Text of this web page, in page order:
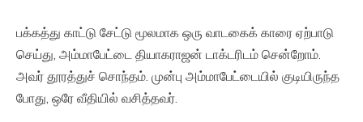
பக்கத்து காட்டு சேட்டு மூலமாக ஒரு வாடகைக் காரை ஏற்பாடு
செய்து, அம்மாபேட்டை தியாகராஜன் டாக்டரிடம் சென்றோம்.
அவர் தூரத்துச் சொந்தம். முன்பு அம்மாபேட்டையில் குடியிருந்த
போது, ஒரே வீதியில் வசித்தவர்.